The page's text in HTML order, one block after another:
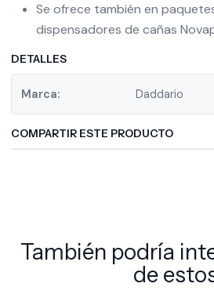
Se ofrece también en
dispensadores de cañas
DETALLES
Marca: Daddario
COMPARTIR ESTE PRODUCTO
También podría
de